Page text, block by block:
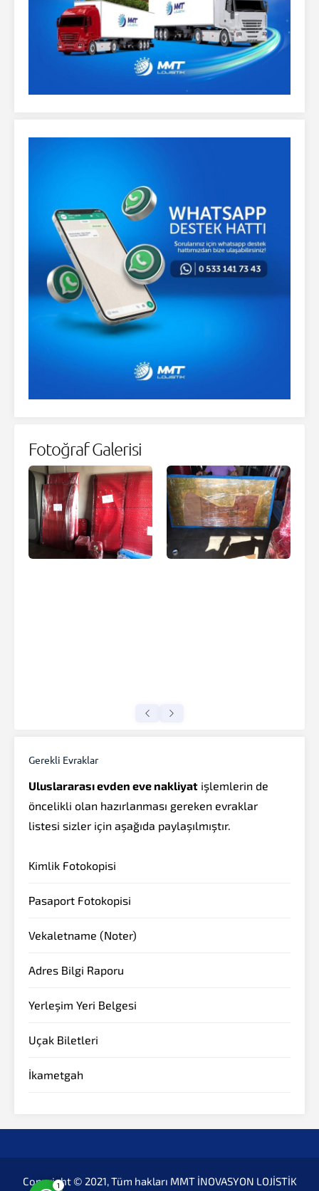
Fotoğraf Galerisi
Gerekli Evraklar
Uluslararası evden eve nakliyat işlemlerin de
öncelikli olan hazırlanması gereken evraklar
listesi sizler için aşağıda paylaşılmıştır.
Kimlik Fotokopisi
Pasaport Fotokopisi
Vekaletname (Noter)
Adres Bilgi Raporu
Yerleşim Yeri Belgesi
Uçak Biletleri
İkametgah
Copyright © 2021, Tüm hakları MMT İNOVASYON LOJİSTİK
Müşteri Temsilcisi
1